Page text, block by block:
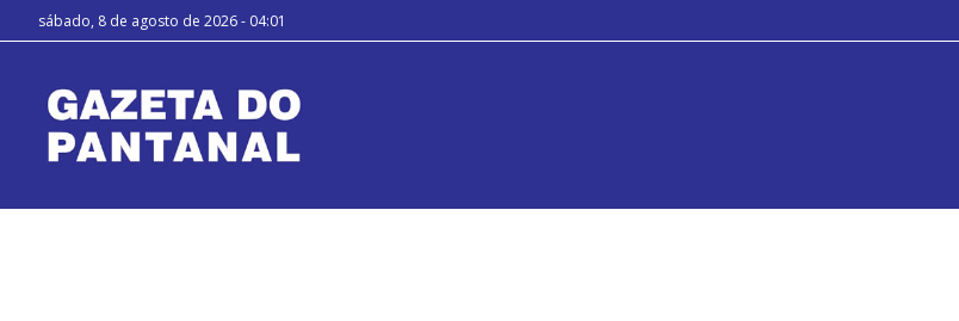
sábado, 8 de agosto de 2026 - 04:01